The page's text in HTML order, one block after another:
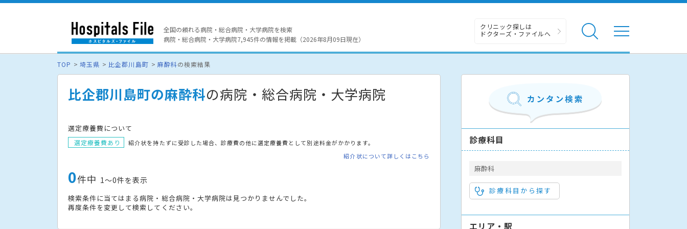
全国の頼れる病院・総合病院・大学病院を検索
病院・総合病院・大学病院7,945件の情報を掲載（2026年8月09日現在）
クリニック探しは
ドクターズ・ファイルへ
TOP 埼玉県 比企郡川島町 麻酔科の検索結果
比企郡川島町の麻酔科の病院・総合病院・大学病院
選定療養費について
選定療養費あり
紹介状を持たずに受診した場合、診療費の他に選定療養費として別途料金がかかります。
紹介状について詳しくはこちら
0件中 1〜0件を表示
検索条件に当てはまる病院・総合病院・大学病院は見つかりませんでした。
再度条件を変更して検索してください。
診療科目
麻酔科
診療科目から探す
エリア・駅